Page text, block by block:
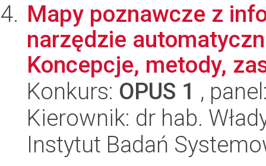
Mapy poznawcze z
narzędzie
Koncepcje, metody,
Konkurs: OPUS 1 ,
Kierownik: dr hab.
Instytut Badań